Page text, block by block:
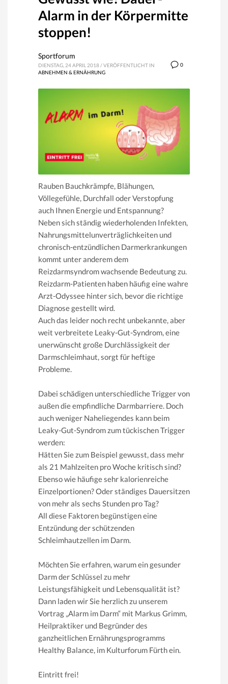
Alarm in der Körpermitte
stoppen!
0
Sportforum
DIENSTAG, 24 APRIL 2018 /VERÖFFENTLICHT IN
ABNEHMEN & ERNÄHRUNG
Rauben Bauchkrämpfe, Blähungen,
Völlegefühle, Durchfall oder Verstopfung
auch Ihnen Energie und Entspannung?
Neben sich ständig wiederholenden Infekten,
Nahrungsmittelunverträglichkeiten und
chronisch-entzündlichen Darmerkrankungen
kommt unter anderem dem
Reizdarmsyndrom wachsende Bedeutung zu.
Reizdarm-Patienten haben häufig eine wahre
Arzt-Odyssee hinter sich, bevor die richtige
Diagnose gestellt wird.
Auch das leider noch recht unbekannte, aber
weit verbreitete Leaky-Gut-Syndrom, eine
unerwünscht große Durchlässigkeit der
Darmschleimhaut, sorgt für heftige
Probleme.
Dabei schädigen unterschiedliche Trigger von
außen die empfindliche Darmbarriere. Doch
auch weniger Naheliegendes kann beim
Leaky-Gut-Syndrom zum tückischen Trigger
werden:
Hätten Sie zum Beispiel gewusst, dass mehr
als 21 Mahlzeiten pro Woche kritisch sind?
Ebenso wie häufige sehr kalorienreiche
Einzelportionen? Oder ständiges Dauersitzen
von mehr als sechs Stunden pro Tag?
All diese Faktoren begünstigen eine
Entzündung der schützenden
Schleimhautzellen im Darm.
Möchten Sie erfahren, warum ein gesunder
Darm der Schlüssel zu mehr
Leistungsfähigkeit und Lebensqualität ist?
Dann laden wir Sie herzlich zu unserem
Vortrag „Alarm im Darm“ mit Markus Grimm,
Heilpraktiker und Begründer des
ganzheitlichen Ernährungsprogramms
Healthy Balance, im Kulturforum Fürth ein.
Eintritt frei!